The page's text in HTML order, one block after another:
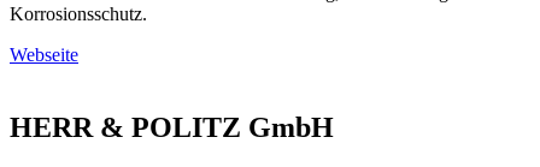
Korrosionsschutz.
Webseite
HERR & POLITZ GmbH